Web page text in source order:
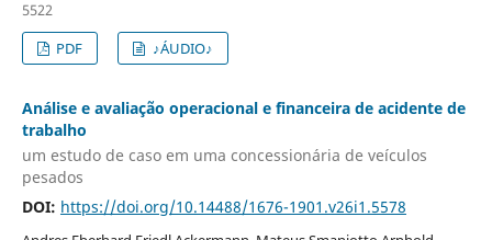
5522
PDF
♪ÁUDIO♪
Análise e avaliação operacional e financeira de acidente de
trabalho
um estudo de caso em uma concessionária de veículos
pesados
DOI: https://doi.org/10.14488/1676-1901.v26i1.5578